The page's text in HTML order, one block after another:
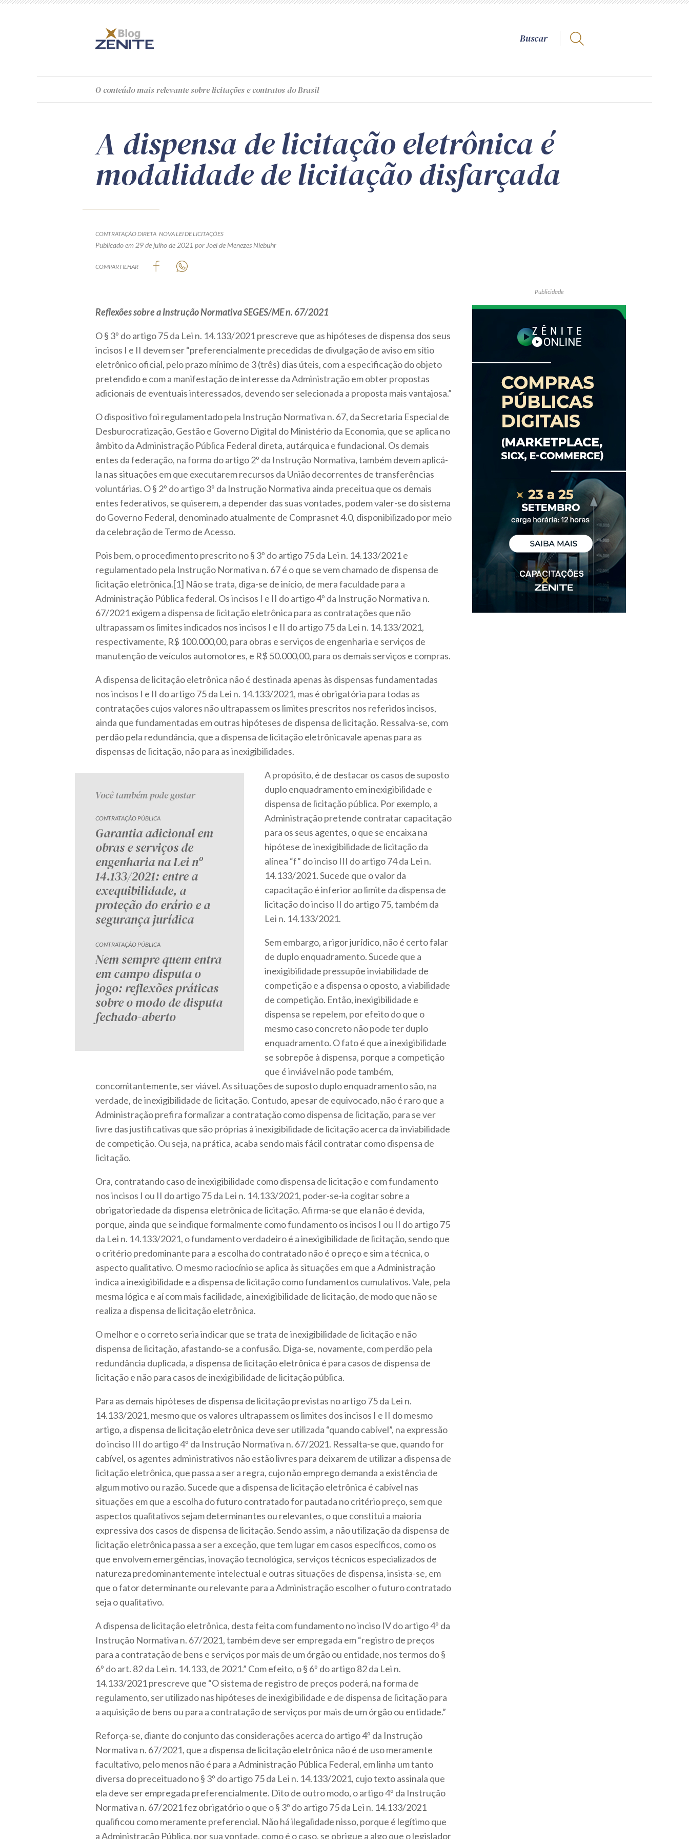
O conteúdomais relevante sobre licitações e contratos do Brasil
A dispensa de licitação eletrônica é
modalidade de licitação disfarçada
CONTRATAÇÃO DIRETA NOVA LEI DE LICITAÇÕES
Publicado em 29 de julho de 2021 por Joel de Menezes Niebuhr
COMPARTILHAR
Reflexões sobre a Instrução Normativa SEGES/ME n. 67/2021
O § 3º do artigo 75 da Lei n. 14.133/2021 prescreve que as hipóteses de dispensa dos seus
incisos I e II devem ser “preferencialmente precedidas de divulgação de aviso em sítio
eletrônico oficial, pelo prazo mínimo de 3 (três) dias úteis, com a especificação do objeto
pretendido e com a manifestação de interesse da Administração em obter propostas
adicionais de eventuais interessados, devendo ser selecionada a proposta mais vantajosa.”
O dispositivo foi regulamentado pela Instrução Normativa n. 67, da Secretaria Especial de
Desburocratização, Gestão e Governo Digital do Ministério da Economia, que se aplica no
âmbito da Administração Pública Federal direta, autárquica e fundacional. Os demais
entes da federação, na forma do artigo 2º da Instrução Normativa, também devem aplicá-
la nas situações em que executarem recursos da União decorrentes de transferências
voluntárias. O § 2º do artigo 3º da Instrução Normativa ainda preceitua que os demais
entes federativos, se quiserem, a depender das suas vontades, podem valer-se do sistema
do Governo Federal, denominado atualmente de Comprasnet 4.0, disponibilizado por meio
da celebração de Termo de Acesso.
Pois bem, o procedimento prescrito no § 3º do artigo 75 da Lei n. 14.133/2021 e
regulamentado pela Instrução Normativa n. 67 é o que se vem chamado de dispensa de
licitação eletrônica.[1] Não se trata, diga-se de início, de mera faculdade para a
Administração Pública federal. Os incisos I e II do artigo 4º da Instrução Normativa n.
67/2021 exigem a dispensa de licitação eletrônica para as contratações que não
ultrapassam os limites indicados nos incisos I e II do artigo 75 da Lei n. 14.133/2021,
respectivamente, R$ 100.000,00, para obras e serviços de engenharia e serviços de
manutenção de veículos automotores, e R$ 50.000,00, para os demais serviços e compras.
A dispensa de licitação eletrônica não é destinada apenas às dispensas fundamentadas
nos incisos I e II do artigo 75 da Lei n. 14.133/2021, mas é obrigatória para todas as
contratações cujos valores não ultrapassem os limites prescritos nos referidos incisos,
ainda que fundamentadas em outras hipóteses de dispensa de licitação. Ressalva-se, com
perdão pela redundância, que a dispensa de licitação eletrônicavale apenas para as
dispensas de licitação, não para as inexigibilidades.
Você também pode gostar
CONTRATAÇÃO PÚBLICA
Garantia adicional em
obras e serviços de
engenharia na Lei nº
14.133/2021: entre a
exequibilidade, a
proteção do erário e a
segurança jurídica
CONTRATAÇÃO PÚBLICA
Nem sempre quem entra
em campo disputa o
jogo: reflexões práticas
sobre o modo de disputa
fechado-aberto
A propósito, é de destacar os casos de suposto
duplo enquadramento em inexigibilidade e
dispensa de licitação pública. Por exemplo, a
Administração pretende contratar capacitação
para os seus agentes, o que se encaixa na
hipótese de inexigibilidade de licitação da
alínea “f” do inciso III do artigo 74 da Lei n.
14.133/2021. Sucede que o valor da
capacitação é inferior ao limite da dispensa de
licitação do inciso II do artigo 75, também da
Lei n. 14.133/2021.
Sem embargo, a rigor jurídico, não é certo falar
de duplo enquadramento. Sucede que a
inexigibilidade pressupõe inviabilidade de
competição e a dispensa o oposto, a viabilidade
de competição. Então, inexigibilidade e
dispensa se repelem, por efeito do que o
mesmo caso concreto não pode ter duplo
enquadramento. O fato é que a inexigibilidade
se sobrepõe à dispensa, porque a competição
que é inviável não pode também,
concomitantemente, ser viável. As situações de suposto duplo enquadramento são, na
verdade, de inexigibilidade de licitação. Contudo, apesar de equivocado, não é raro que a
Administração prefira formalizar a contratação como dispensa de licitação, para se ver
livre das justificativas que são próprias à inexigibilidade de licitação acerca da inviabilidade
de competição. Ou seja, na prática, acaba sendo mais fácil contratar como dispensa de
licitação.
Ora, contratando caso de inexigibilidade como dispensa de licitação e com fundamento
nos incisos I ou II do artigo 75 da Lei n. 14.133/2021, poder-se-ia cogitar sobre a
obrigatoriedade da dispensa eletrônica de licitação. Afirma-se que ela não é devida,
porque, ainda que se indique formalmente como fundamento os incisos I ou II do artigo 75
da Lei n. 14.133/2021, o fundamento verdadeiro é a inexigibilidade de licitação, sendo que
o critério predominante para a escolha do contratado não é o preço e sim a técnica, o
aspecto qualitativo. O mesmo raciocínio se aplica às situações em que a Administração
indica a inexigibilidade e a dispensa de licitação como fundamentos cumulativos. Vale, pela
mesma lógica e aí com mais facilidade, a inexigibilidade de licitação, de modo que não se
realiza a dispensa de licitação eletrônica.
O melhor e o correto seria indicar que se trata de inexigibilidade de licitação e não
dispensa de licitação, afastando-se a confusão. Diga-se, novamente, com perdão pela
redundância duplicada, a dispensa de licitação eletrônica é para casos de dispensa de
licitação e não para casos de inexigibilidade de licitação pública.
Para as demais hipóteses de dispensa de licitação previstas no artigo 75 da Lei n.
14.133/2021, mesmo que os valores ultrapassem os limites dos incisos I e II do mesmo
artigo, a dispensa de licitação eletrônica deve ser utilizada “quando cabível”, na expressão
do inciso III do artigo 4º da Instrução Normativa n. 67/2021. Ressalta-se que, quando for
cabível, os agentes administrativos não estão livres para deixarem de utilizar a dispensa de
licitação eletrônica, que passa a ser a regra, cujo não emprego demanda a existência de
algum motivo ou razão. Sucede que a dispensa de licitação eletrônica é cabível nas
situações em que a escolha do futuro contratado for pautada no critério preço, sem que
aspectos qualitativos sejam determinantes ou relevantes, o que constitui a maioria
expressiva dos casos de dispensa de licitação. Sendo assim, a não utilização da dispensa de
licitação eletrônica passa a ser a exceção, que tem lugar em casos específicos, como os
que envolvem emergências, inovação tecnológica, serviços técnicos especializados de
natureza predominantemente intelectual e outras situações de dispensa, insista-se, em
que o fator determinante ou relevante para a Administração escolher o futuro contratado
seja o qualitativo.
A dispensa de licitação eletrônica, desta feita com fundamento no inciso IV do artigo 4º da
Instrução Normativa n. 67/2021, também deve ser empregada em “registro de preços
para a contratação de bens e serviços por mais de um órgão ou entidade, nos termos do §
6º do art. 82 da Lei n. 14.133, de 2021.” Com efeito, o § 6º do artigo 82 da Lei n.
14.133/2021 prescreve que “O sistema de registro de preços poderá, na forma de
regulamento, ser utilizado nas hipóteses de inexigibilidade e de dispensa de licitação para
a aquisição de bens ou para a contratação de serviços por mais de um órgão ou entidade.”
Reforça-se, diante do conjunto das considerações acerca do artigo 4º da Instrução
Normativa n. 67/2021, que a dispensa de licitação eletrônica não é de uso meramente
facultativo, pelo menos não é para a Administração Pública Federal, em linha um tanto
diversa do preceituado no § 3º do artigo 75 da Lei n. 14.133/2021, cujo texto assinala que
ela deve ser empregada preferencialmente. Dito de outro modo, o artigo 4º da Instrução
Normativa n. 67/2021 fez obrigatório o que o § 3º do artigo 75 da Lei n. 14.133/2021
qualificou como meramente preferencial. Não há ilegalidade nisso, porque é legítimo que
a Administração Pública, por sua vontade, como é o caso, se obrigue a algo que o legislador
Publicidade